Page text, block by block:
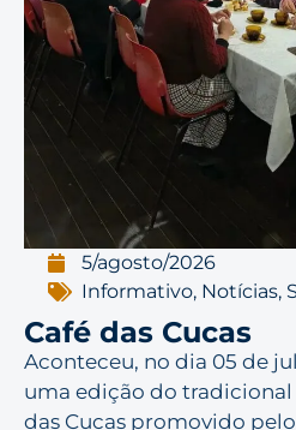
5/agosto/2026
Informativo, Notícias,
Café das Cucas
Aconteceu, no dia 05 de
uma edição do tradicional
das Cucas promovido